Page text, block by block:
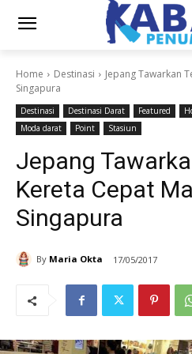
Home Destinasi
Jepang Tawarkan
Singapura
Destinasi Destinasi Darat Featured
Moda darat
Point Stasiun
Jepang
Kereta Cepat
Singapura
By Maria Okta 17/05/2017